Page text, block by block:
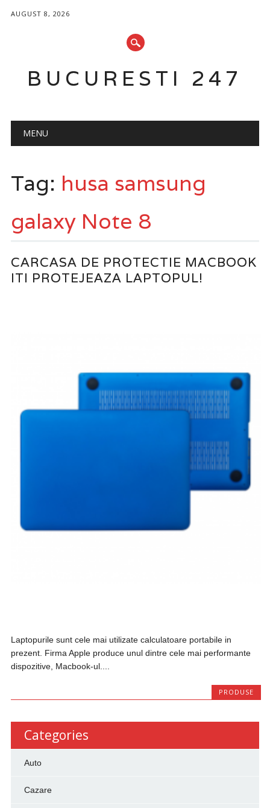
AUGUST 8, 2026
BUCURESTI 247
Main menu
MENU
Tag: husa samsung
galaxy Note 8
CARCASA DE PROTECTIE MACBOOK
ITI PROTEJEAZA LAPTOPUL!
Laptopurile sunt cele mai utilizate calculatoare portabile in
prezent. Firma Apple produce unul dintre cele mai performante
dispozitive, Macbook-ul....
PRODUSE
Categories
Auto
Cazare